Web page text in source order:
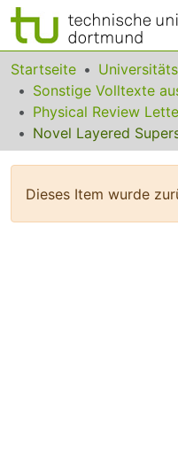
Bereiche & Sammlungen
Das gesamte
Statistiken
Startseite
Physical Review
Dieses Item wurde